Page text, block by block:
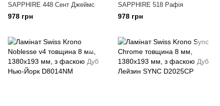
SAPPHIRE 448 Сент Джеймс
978 грн
SAPPHIRE 518 Рафія
978 грн